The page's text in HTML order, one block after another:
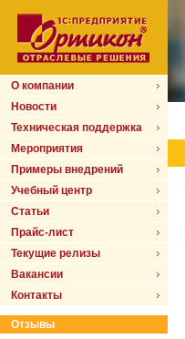
О компании
Новости
Техническая поддержка
Мероприятия
Примеры внедрений
Учебный центр
Статьи
Прайс-лист
Текущие релизы
Вакансии
Контакты
Отзывы